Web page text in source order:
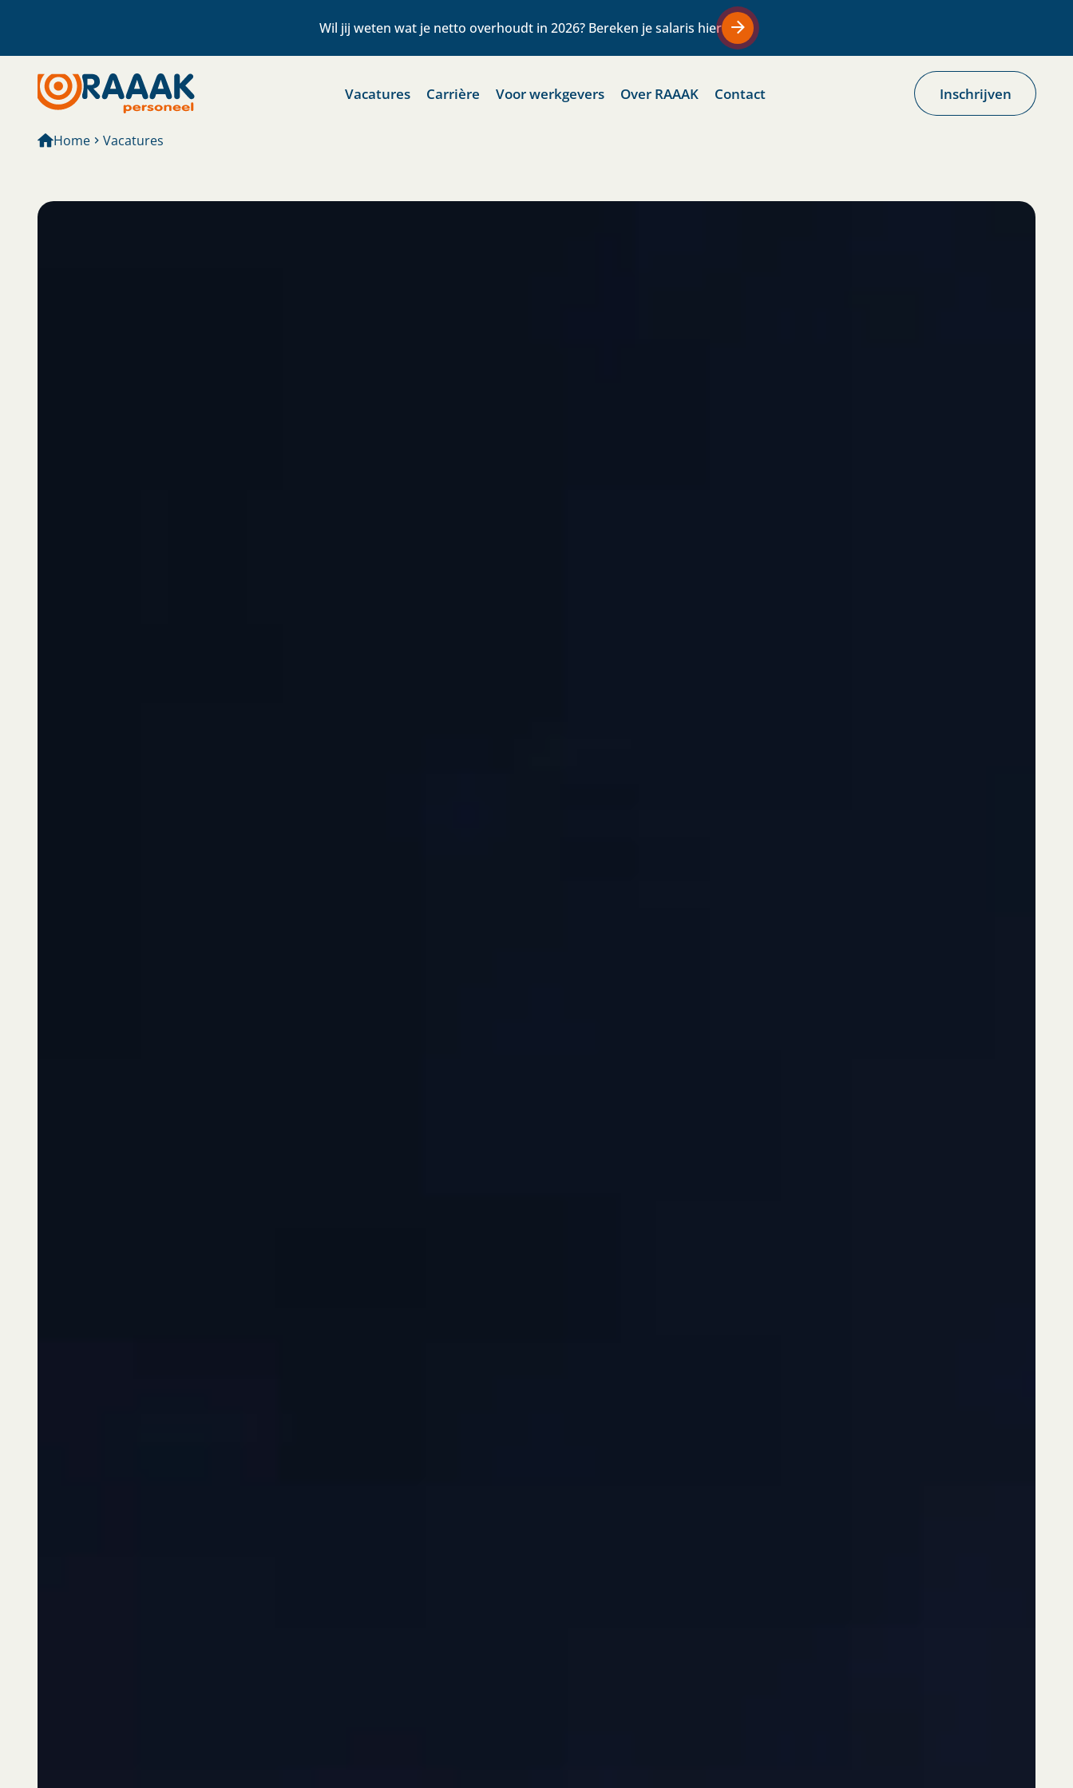
Wil jij weten wat je netto overhoudt in 2026? Bereken je salaris hier
Vacatures Carrière Voor werkgevers Over RAAAK Contact Inschrijven
Home Vacatures